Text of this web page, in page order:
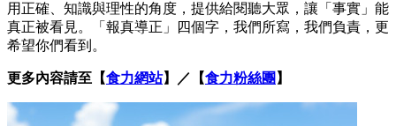
用正確、知識與理性的角度，提供給閱聽大眾，讓「事實」能
真正被看見。「報真導正」四個字，我們所寫，我們負責，更
希望你們看到。
更多內容請至【食力網站】／【食力粉絲團 】